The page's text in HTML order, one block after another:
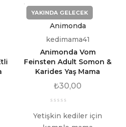
YAKINDA GELECEK
Animonda
kedimama41
Animonda Vom
Feinsten Adult Somon &
Karides Yaş Mama
₺30,00
Yetişkin kediler için